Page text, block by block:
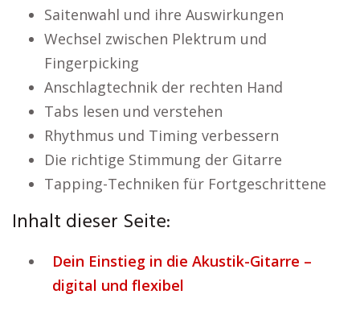
Saitenwahl und ihre Auswirkungen
Wechsel zwischen Plektrum und
Fingerpicking
Anschlagtechnik der rechten Hand
Tabs lesen und verstehen
Rhythmus und Timing verbessern
Die richtige Stimmung der Gitarre
Tapping-Techniken für Fortgeschrittene
Inhalt dieser Seite:
Dein Einstieg in die Akustik-Gitarre –
digital und flexibel